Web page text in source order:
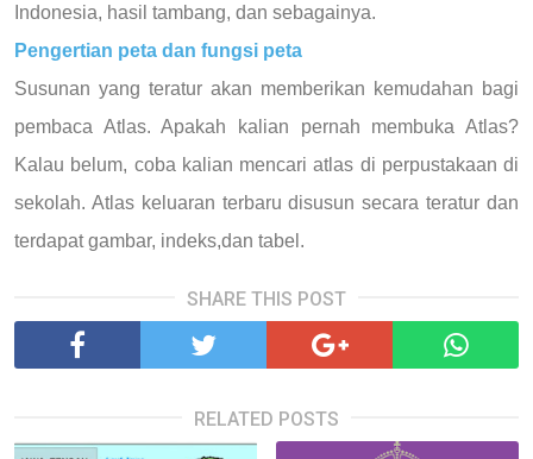
Indonesia, hasil tambang, dan sebagainya.
Pengertian peta dan fungsi peta
Susunan yang teratur akan memberikan kemudahan bagi
pembaca Atlas. Apakah kalian pernah membuka Atlas?
Kalau belum, coba kalian mencari atlas di perpustakaan di
sekolah. Atlas keluaran terbaru disusun secara teratur dan
terdapat gambar, indeks,dan tabel.
SHARE THIS POST
RELATED POSTS